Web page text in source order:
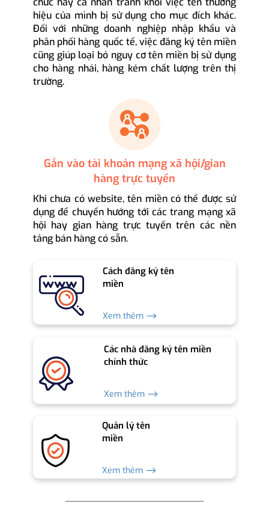
hiệu của mình bị sử dụng cho mục đích khác.
Đối với những doanh nghiệp nhập khẩu và
phân phối hàng quốc tế, việc đăng ký tên miền
cũng giúp loại bỏ nguy cơ tên miền bị sử dụng
cho hàng nhái, hàng kém chất lượng trên thị
trường.
Gắn vào tài khoản mạng xã hội/gian
hàng trực tuyến
Khi chưa có website, tên miền có thể được sử
dụng để chuyển hướng tới các trang mạng xã
hội hay gian hàng trực tuyến trên các nền
tảng bán hàng có sẵn.
Cách đăng ký tên
miền
Xem thêm ⟶
Các nhà đăng ký tên miền
chính thức
Xem thêm ⟶
Quản lý tên
miền
Xem thêm ⟶